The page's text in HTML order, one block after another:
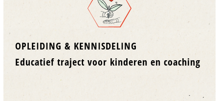
OPLEIDING & KENNISDELING
Educatief traject voor kinderen en coaching